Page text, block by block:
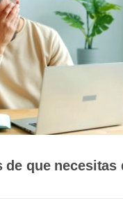
de que necesitas